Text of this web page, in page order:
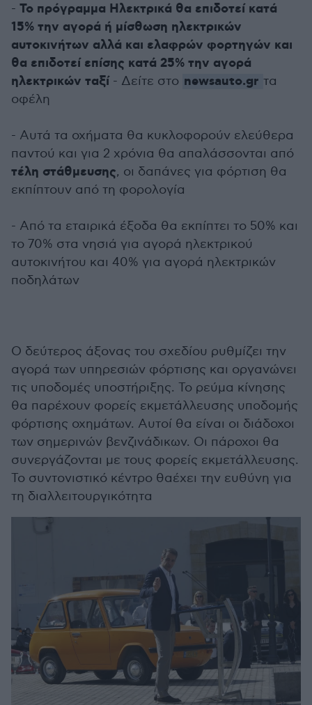
- Το πρόγραμμα Ηλεκτρικά θα επιδοτεί κατά
15% την αγορά ή μίσθωση ηλεκτρικών
αυτοκινήτων αλλά και ελαφρών φορτηγών και
θα επιδοτεί επίσης κατά 25% την αγορά
ηλεκτρικών ταξί - Δείτε στο newsauto.gr τα
οφέλη
- Αυτά τα οχήματα θα κυκλοφορούν ελεύθερα
παντού και για 2 χρόνια θα απαλάσσονται από
τέλη στάθμευσης, οι δαπάνες για φόρτιση θα
εκπίπτουν από τη φορολογία
- Από τα εταιρικά έξοδα θα εκπίπτει το 50% και
το 70% στα νησιά για αγορά ηλεκτρικού
αυτοκινήτου και 40% για αγορά ηλεκτρικών
ποδηλάτων
Ο δεύτερος άξονας του σχεδίου ρυθμίζει την
αγορά των υπηρεσιών φόρτισης και οργανώνει
τις υποδομές υποστήριξης. Το ρεύμα κίνησης
θα παρέχουν φορείς εκμετάλλευσης υποδομής
φόρτισης οχημάτων. Αυτοί θα είναι οι διάδοχοι
των σημερινών βενζινάδικων. Οι πάροχοι θα
συνεργάζονται με τους φορείς εκμετάλλευσης.
Το συντονιστικό κέντρο θαέχει την ευθύνη για
τη διαλλειτουργικότητα